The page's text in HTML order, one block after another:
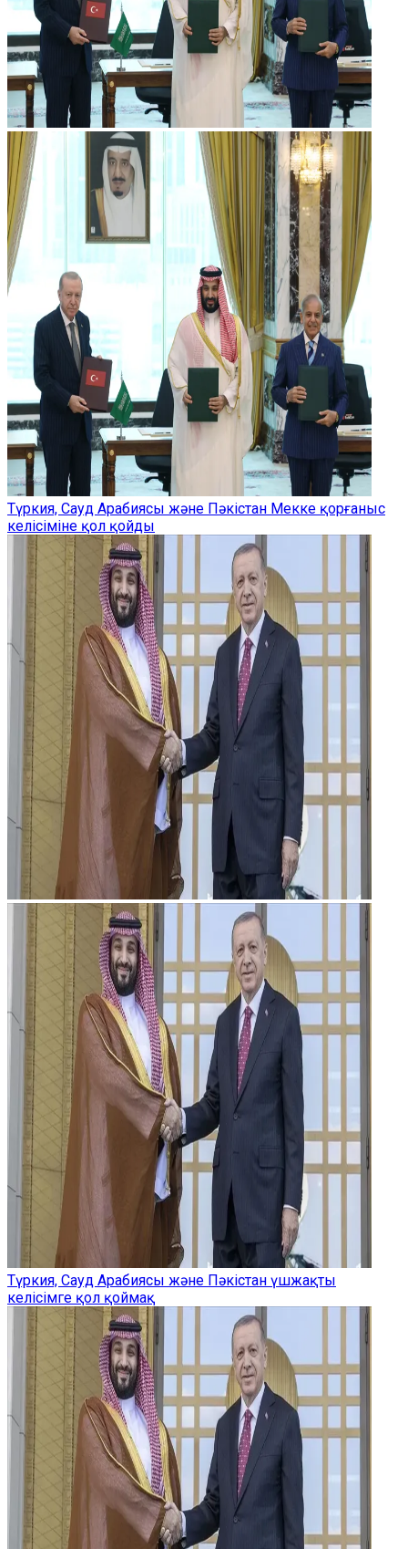
Түркия, Сауд Арабиясы және Пәкістан Мекке қорғаныс
келісіміне қол қойды
Түркия, Сауд Арабиясы және Пәкістан үшжақты
келісімге қол қоймақ